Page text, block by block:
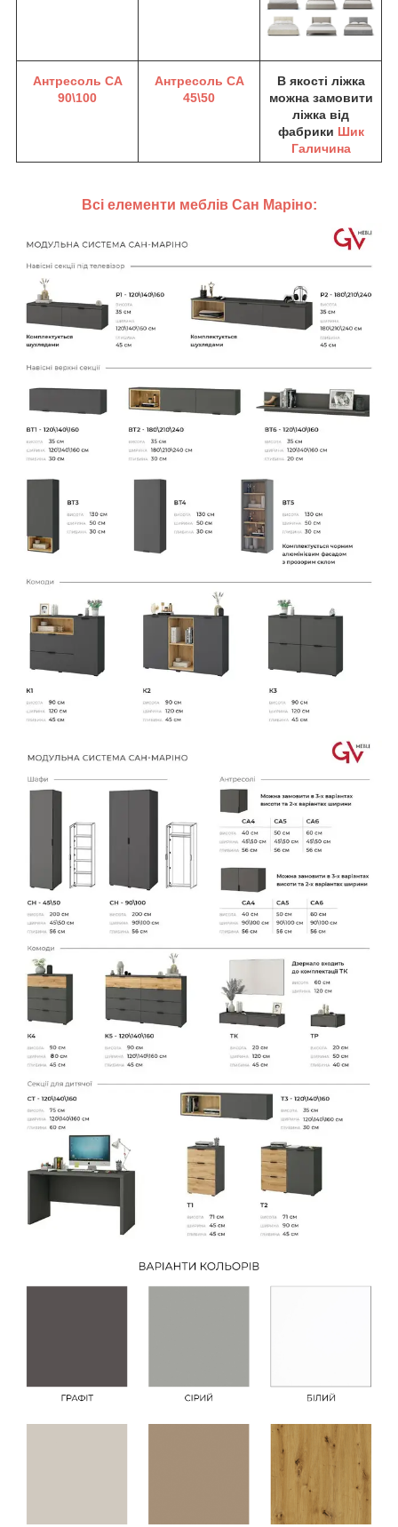
Антресоль CA
90\100
Антресоль CA
45\50
В якості ліжка
можна замовити
ліжка від
фабрики Шик
Галичина
Всі елементи меблів Сан Маріно: